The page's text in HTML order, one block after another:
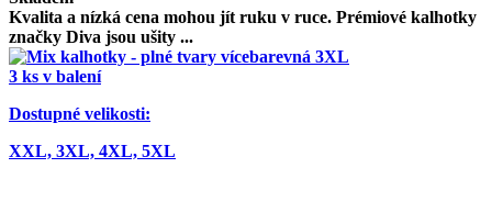
Kvalita a nízká cena mohou jít ruku v ruce. Prémiové kalhotky
značky Diva jsou ušity ...
3 ks v balení
Dostupné velikosti:
XXL, 3XL, 4XL, 5XL